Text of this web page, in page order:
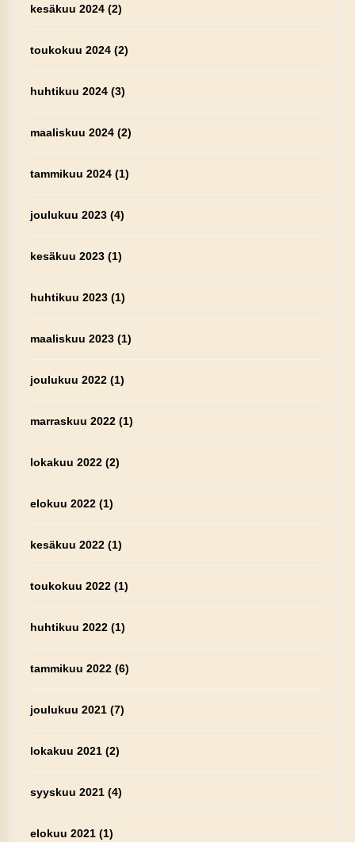
kesäkuu 2024(2)
toukokuu 2024(2)
huhtikuu 2024(3)
maaliskuu 2024(2)
tammikuu 2024(1)
joulukuu 2023(4)
kesäkuu 2023(1)
huhtikuu 2023(1)
maaliskuu 2023(1)
joulukuu 2022(1)
marraskuu 2022(1)
lokakuu 2022(2)
elokuu 2022(1)
kesäkuu 2022(1)
toukokuu 2022(1)
huhtikuu 2022(1)
tammikuu 2022(6)
joulukuu 2021(7)
lokakuu 2021(2)
syyskuu 2021(4)
elokuu 2021(1)